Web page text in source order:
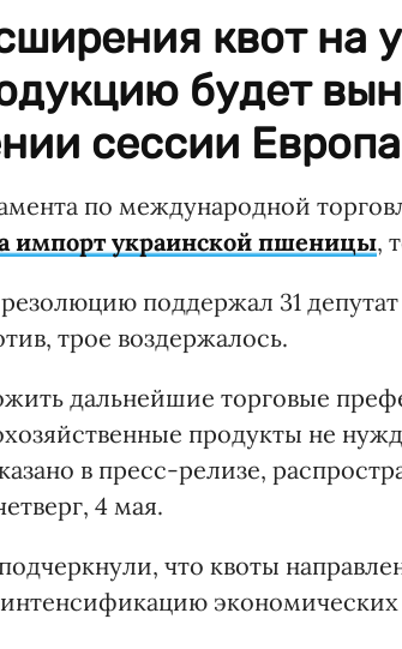
квот на
будет
сессии
по международной
импорт украинской пшеницы,
поддержал 31
трое воздержалось.
дальнейшие торговые
продукты не
в пресс-релизе,
4 мая.
что квоты